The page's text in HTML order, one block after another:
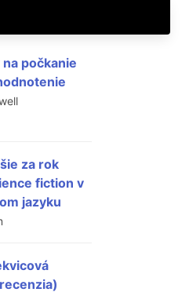
počkanie
za rok
fiction v
jazyku